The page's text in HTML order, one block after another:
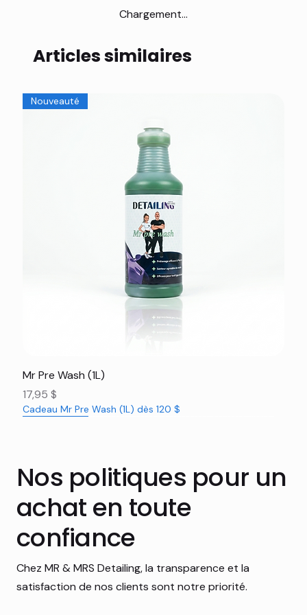
Chargement...
Articles similaires
Nouveauté
Mr Pre Wash (1L)
Prix
17,95 $
Cadeau Mr Pre Wash (1L) dès 120 $
Nos politiques pour un
achat en toute
confiance
Chez MR & MRS Detailing, la transparence et la
satisfaction de nos clients sont notre priorité.